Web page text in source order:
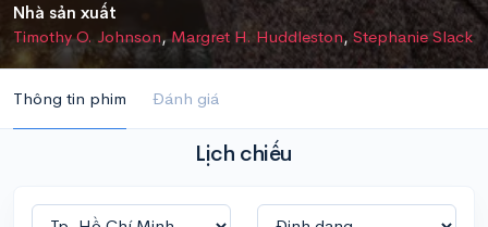
Nhà sản xuất
Timothy O. Johnson,Margret H. Huddleston, Stephanie Slack
Thông tin phim Đánh giá
Lịch chiếu